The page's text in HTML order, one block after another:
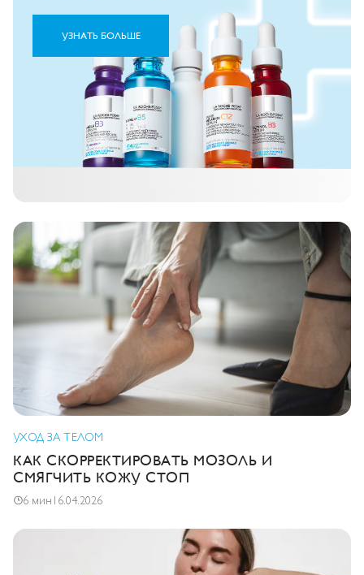
УЗНАТЬ БОЛЬШЕ
УХОД ЗА ТЕЛОМ
КАК СКОРРЕКТИРОВАТЬ МОЗОЛЬ И
СМЯГЧИТЬ КОЖУ СТОП
6 мин 16.04.2026